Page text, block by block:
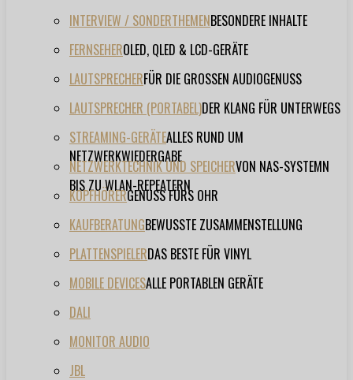
INTERVIEW / SONDERTHEMENBESONDERE INHALTE
FERNSEHEROLED, QLED & LCD-GERÄTE
LAUTSPRECHERFÜR DIE GROSSEN AUDIOGENUSS
LAUTSPRECHER (PORTABEL)DER KLANG FÜR UNTERWEGS
STREAMING-GERÄTEALLES RUND UM
NETZWERKWIEDERGABE
NETZWERKTECHNIK UND SPEICHERVON NAS-SYSTEMN
BIS ZU WLAN-REPEATERN
KOPFHÖRERGENUSS FÜRS OHR
KAUFBERATUNGBEWUSSTE ZUSAMMENSTELLUNG
PLATTENSPIELERDAS BESTE FÜR VINYL
MOBILE DEVICESALLE PORTABLEN GERÄTE
DALI
MONITOR AUDIO
JBL